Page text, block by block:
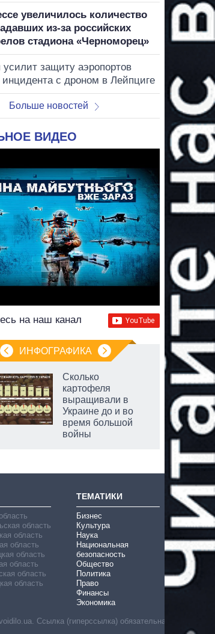
увеличилось количество
из-за российских
стадиона «Черноморец»
усилит защиту аэропортов
инцидента с дроном в Лейпциге
Больше новостей
ВИДЕО
на наш канал
ИНФОГРАФИКА
Сколько
картофеля
выращивали в
Украине до и во
время большой
войны
область
область
область
область
область
область
область
ТЕМАТИКИ
Бизнес
Культура
Наука
Национальная
безопасность
Общество
Политика
Право
Финансы
Экономика
Ссылка (гиперссылка) обязательна